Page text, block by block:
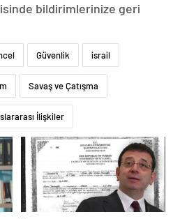
bildirimlerinize geri
Güvenlik israil
Savaş ve Çatışma
İlişkiler